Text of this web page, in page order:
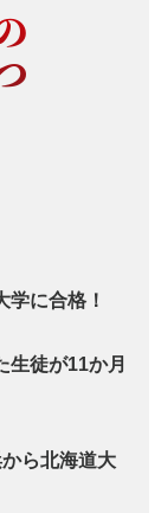
に合格！
生徒が11か月
ら北海道大